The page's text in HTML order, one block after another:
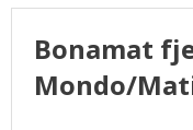
Bonamat
Mondo/